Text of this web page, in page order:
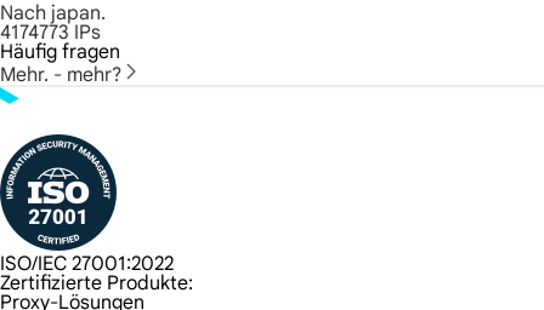
Nach japan.
4174773 IPs
Häufig fragen
Mehr. - mehr?
ISO/IEC 27001:2022
Zertifizierte Produkte:
Proxy-Lösungen